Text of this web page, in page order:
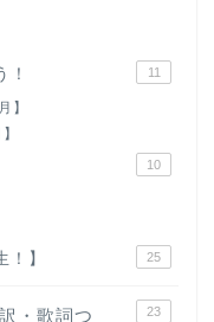
！ 11
】
10
】 25
・歌詞つ 23